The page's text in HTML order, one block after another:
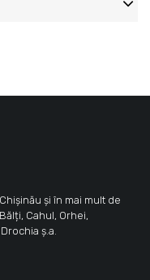
și în mai mult de
Cahul, Orhei,
ș.a.